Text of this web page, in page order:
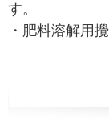
す。
・肥料溶解用